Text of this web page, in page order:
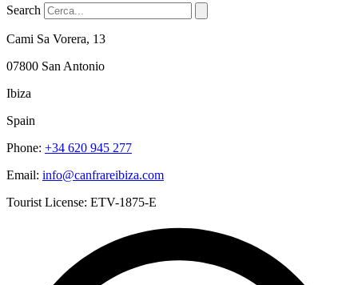
Search
Cami Sa Vorera, 13
07800 San Antonio
Ibiza
Spain
Phone: +34 620 945 277
Email: info@canfrareibiza.com
Tourist License: ETV-1875-E